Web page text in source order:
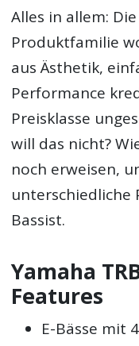
Alles in allem:
Produktfamilie
aus Ästhetik,
Performance
Preisklasse
will das nicht?
noch erweisen,
unterschiedliche
Bassist.
Yamaha
Features
E-Bässe mit